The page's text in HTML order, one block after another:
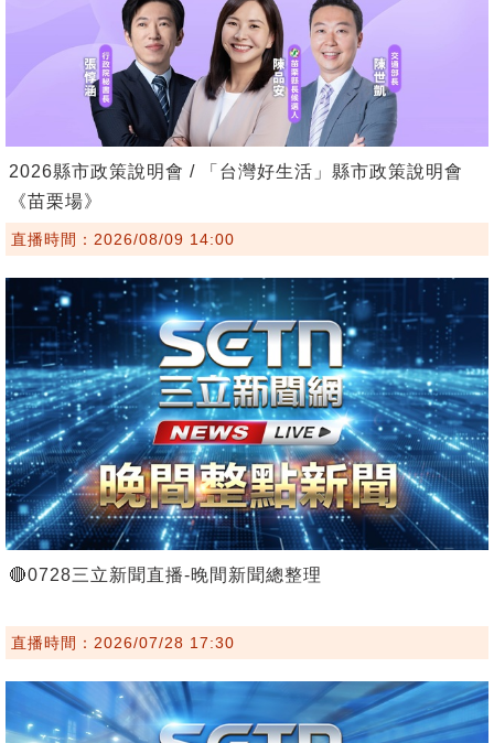
2026縣市政策說明會 / 「台灣好生活」縣市政策說明會
《苗栗場》
直播時間：2026/08/09 14:00
🔴0728三立新聞直播-晚間新聞總整理
直播時間：2026/07/28 17:30